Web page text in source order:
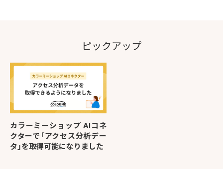
ピックアップ
カラーミーショップ AIコネ
クターで「アクセス分析デー
タ」を取得可能になりました